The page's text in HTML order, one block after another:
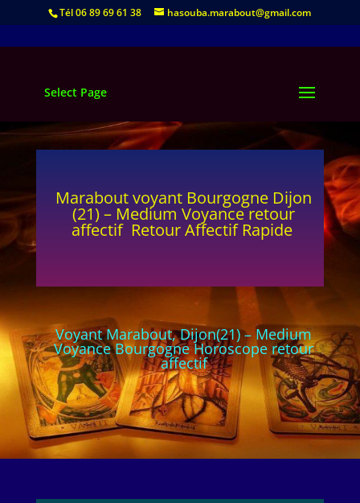
Tél 06 89 69 61 38 hasouba.marabout@gmail.com
Select Page
Marabout voyant Bourgogne Dijon
(21) – Medium Voyance retour
affectif Retour Affectif Rapide
Voyant Marabout, Dijon(21) – Medium
Voyance Bourgogne Horoscope retour
affectif